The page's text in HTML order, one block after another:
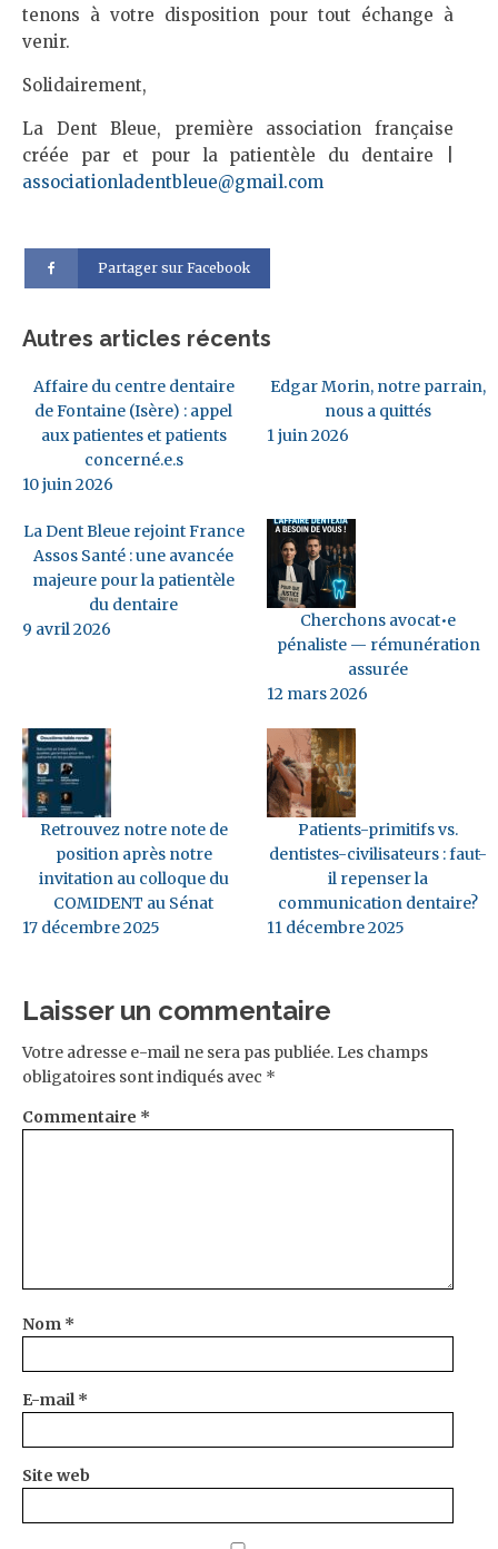
tenons à votre disposition pour tout échange à
venir.
Solidairement,
La Dent Bleue, première association française
créée par et pour la patientèle du dentaire |
associationladentbleue@gmail.com
Partager sur Facebook
Autres articles récents
Affaire du centre dentaire
de Fontaine (Isère) : appel
aux patientes et patients
concerné.e.s
10 juin 2026
Edgar Morin, notre parrain,
nous a quittés
1 juin 2026
La Dent Bleue rejoint France
Assos Santé : une avancée
majeure pour la patientèle
du dentaire
9 avril 2026
Cherchons avocat•e
pénaliste — rémunération
assurée
12 mars 2026
Retrouvez notre note de
position après notre
invitation au colloque du
COMIDENT au Sénat
17 décembre 2025
Patients-primitifs vs.
dentistes-civilisateurs : faut-
il repenser la
communication dentaire?
11 décembre 2025
Laisser un commentaire
Votre adresse e-mail ne sera pas publiée. Les champs
obligatoires sont indiqués avec *
Commentaire *
Nom *
E-mail*
Site web